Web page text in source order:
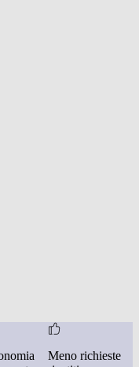
Meno richieste